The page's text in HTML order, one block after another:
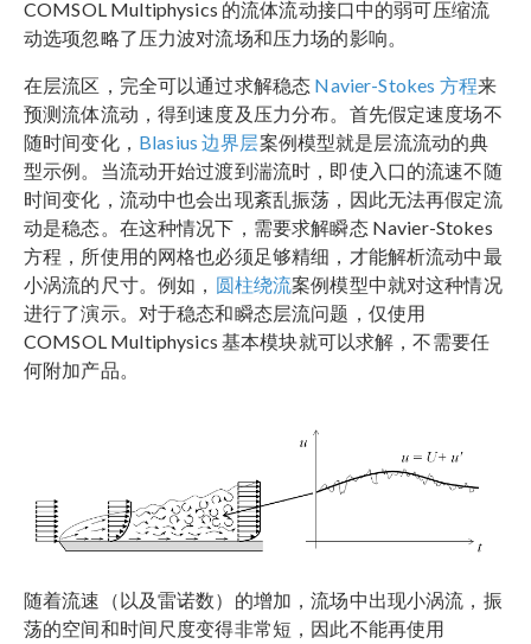
COMSOL Multiphysics 的流体流动接口中的弱可压缩流
动选项忽略了压力波对流场和压力场的影响。
在层流区，完全可以通过求解稳态 Navier-Stokes 方程来
预测流体流动，得到速度及压力分布。首先假定速度场不
随时间变化， Blasius 边界层案例模型就是层流流动的典
型示例。当流动开始过渡到湍流时，即使入口的流速不随
时间变化，流动中也会出现紊乱振荡，因此无法再假定流
动是稳态。在这种情况下，需要求解瞬态 Navier-Stokes
方程，所使用的网格也必须足够精细，才能解析流动中最
小涡流的尺寸。例如， 圆柱绕流案例模型中就对这种情况
进行了演示。对于稳态和瞬态层流问题，仅使用
COMSOL Multiphysics 基本模块就可以求解，不需要任
何附加产品。
随着流速（以及雷诺数）的增加，流场中出现小涡流，振
荡的空间和时间尺度变得非常短，因此不能再使用